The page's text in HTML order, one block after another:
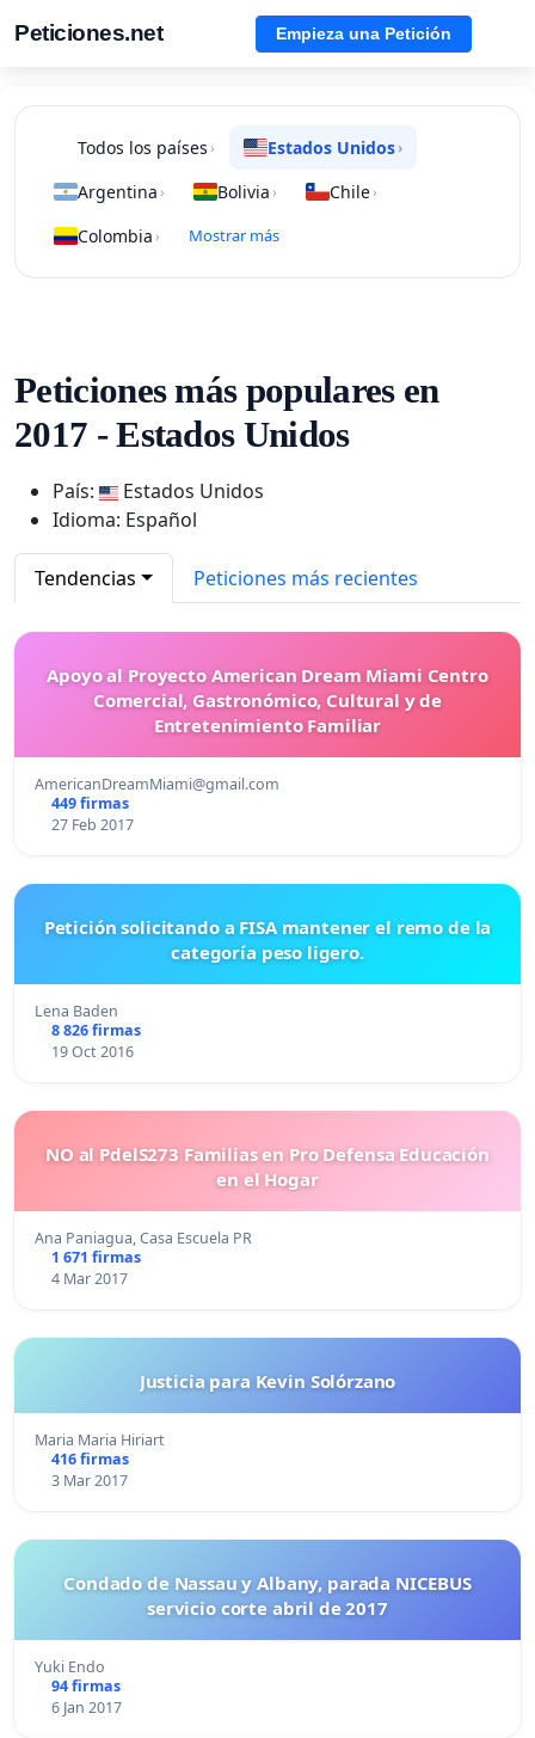
Peticiones.net Empieza una Petición
Todos los países › Estados Unidos›
Argentina › Bolivia › Chile›
Colombia › Mostrar más
Peticiones más populares en
2017 - Estados Unidos
País:
Estados Unidos
Idioma: Español
Tendencias Peticiones más recientes
Apoyo al Proyecto American Dream Miami Centro
Comercial, Gastronómico, Cultural y de
Entretenimiento Familiar
AmericanDreamMiami@gmail.com
449 firmas
27 Feb 2017
Petición solicitando a FISA mantener el remo de la
categoría peso ligero.
Lena Baden
8 826 firmas
19 Oct 2016
NO al PdelS273 Familias en Pro Defensa Educación
en el Hogar
Ana Paniagua, Casa Escuela PR
1 671 firmas
4 Mar 2017
Justicia para Kevin Solórzano
Maria Maria Hiriart
416 firmas
3 Mar 2017
Condado de Nassau y Albany, parada NICEBUS
servicio corte abril de 2017
Yuki Endo
94 firmas
6 Jan 2017